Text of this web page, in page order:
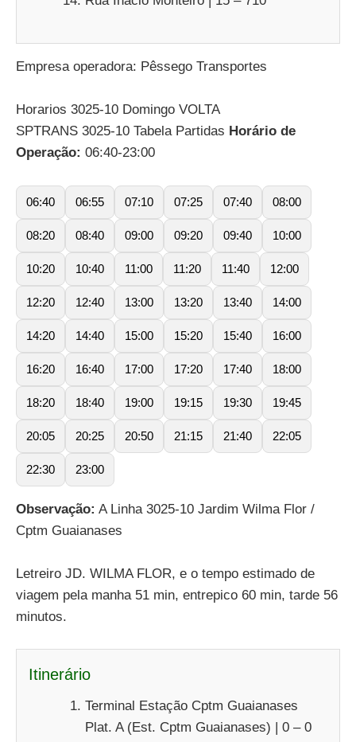
Empresa operadora: Pêssego Transportes
Horarios 3025-10 Domingo VOLTA
SPTRANS 3025-10 Tabela Partidas Horário de
Operação: 06:40-23:00
06:40 06:55 07:10 07:25 07:40 08:00
08:20 08:40 09:00 09:20 09:40 10:00
10:20 10:40 11:00 11:20 11:40 12:00
12:20 12:40 13:00 13:20 13:40 14:00
14:20 14:40 15:00 15:20 15:40 16:00
16:20 16:40 17:00 17:20 17:40 18:00
18:20 18:40 19:00 19:15 19:30 19:45
20:05 20:25 20:50 21:15 21:40 22:05
22:30 23:00
Observação: A Linha 3025-10 Jardim Wilma Flor /
Cptm Guaianases
Letreiro JD. WILMA FLOR, e o tempo estimado de
viagem pela manha 51 min, entrepico 60 min, tarde 56
minutos.
Itinerário
Terminal Estação Cptm Guaianases
Plat. A (Est. Cptm Guaianases) | 0 – 0